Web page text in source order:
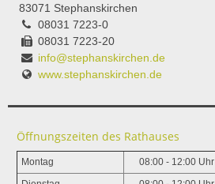
83071 Stephanskirchen
08031 7223-0
08031 7223-20
info@stephanskirchen.de
www.stephanskirchen.de
Öffnungszeiten des Rathauses
Montag 08:00 - 12:00 Uhr